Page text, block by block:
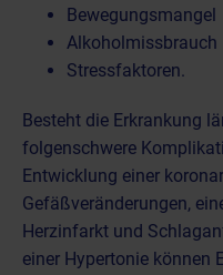
Bewegungsmangel
Alkoholmissbrauch
Stressfaktoren.
Besteht die Erkrankung
folgenschwere
Entwicklung einer
Gefäßveränderungen,
Herzinfarkt und
einer Hypertonie können